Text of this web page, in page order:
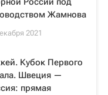
Жамнова
2021
Кубок Первого
Швеция —
прямая